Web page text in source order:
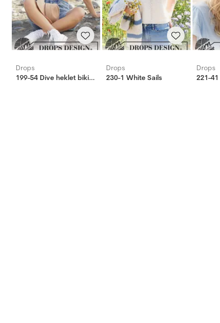
Drops
199-54 Dive heklet bikinitopp
Drops
230-1 White Sails
Drops
221-